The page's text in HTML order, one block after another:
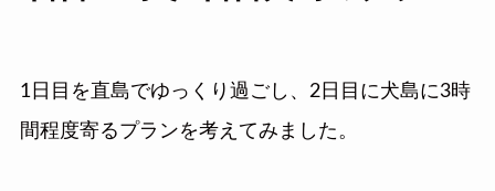
1日目を直島でゆっくり過ごし、2日目に犬島に3時
間程度寄るプランを考えてみました。